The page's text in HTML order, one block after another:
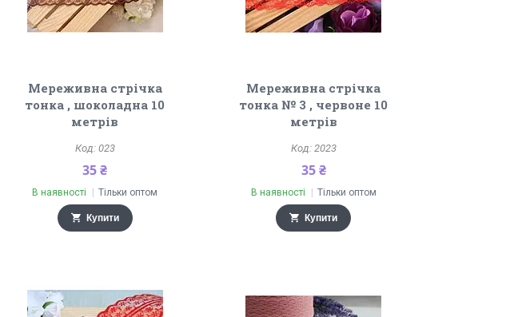
Мереживна стрічка
тонка , шоколадна 10
метрів
023
35 ₴
В наявності Тільки оптом
Купити
Мереживна стрічка
тонка № 3 , червоне 10
метрів
2023
35 ₴
В наявності Тільки оптом
Купити